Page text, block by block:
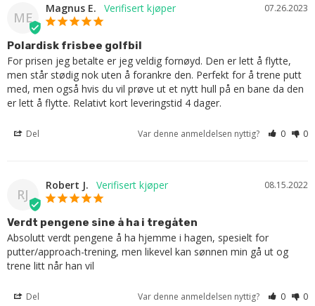
ME
07.26.2023
Magnus E.
Polardisk frisbee golfbil
For prisen jeg betalte er jeg veldig fornøyd. Den er lett å flytte,
men står stødig nok uten å forankre den. Perfekt for å trene putt
med, men også hvis du vil prøve ut et nytt hull på en bane da den
er lett å flytte. Relativt kort leveringstid 4 dager.
Del Var denne anmeldelsen nyttig? 0 0
RJ
08.15.2022
Robert J.
Verdt pengene sine å ha i tregåten
Absolutt verdt pengene å ha hjemme i hagen, spesielt for
putter/approach-trening, men likevel kan sønnen min gå ut og
trene litt når han vil
Del Var denne anmeldelsen nyttig? 0 0